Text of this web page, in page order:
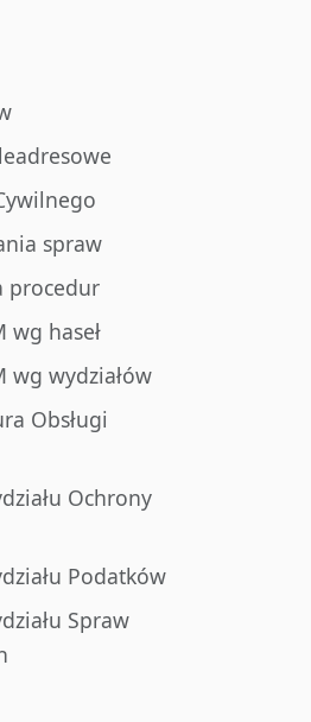
spraw
procedur
wg haseł
wg wydziałów
Obsługi
Ochrony
Podatków
Spraw